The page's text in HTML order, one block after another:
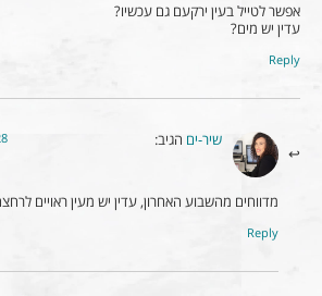
אפשר לטייל בעין ירקעם גם עכשיו?
עדין יש מים?
Reply
שיר-ים הגיב: 28 באוגוסט
מדווחים מהשבוע האחרון, עדין יש מעין ראויים
Reply